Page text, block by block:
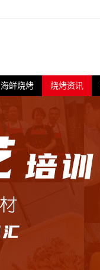
海鲜烧烤 烧烤资讯